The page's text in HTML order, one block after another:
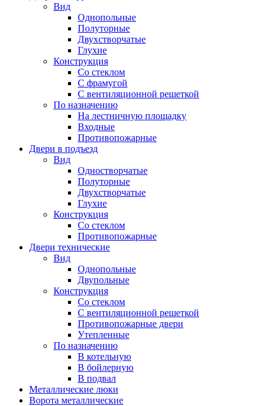
Вид
Однопольные
Полуторные
Двухстворчатые
Глухие
Конструкция
Со стеклом
С фрамугой
С вентиляционной решеткой
По назначению
На лестничную площадку
Входные
Противопожарные
Двери в подъезд
Вид
Одностворчатые
Полуторные
Двухстворчатые
Глухие
Конструкция
Со стеклом
Противопожарные
Двери технические
Вид
Однопольные
Двупольные
Конструкция
Со стеклом
С вентиляционной решеткой
Противопожарные двери
Утепленные
По назначению
В котельную
В бойлерную
В подвал
Металлические люки
Ворота металлические